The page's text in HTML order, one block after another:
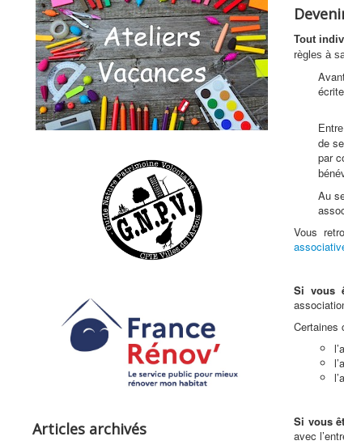
Articles archivés
Tout
règles à
de
par
Au
Vous
Si vous
Certaines
Si vous
avec